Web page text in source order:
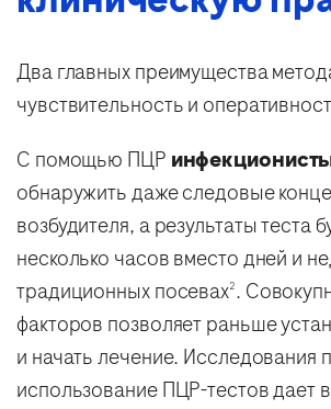
Два главных преимущества
чувствительность и
С помощью ПЦР
обнаружить даже следовые
возбудителя, а результаты теста
несколько часов вместо дней и
традиционных посевах2.
факторов позволяет раньше
и начать лечение. Исследования
использование ПЦР-тестов дает